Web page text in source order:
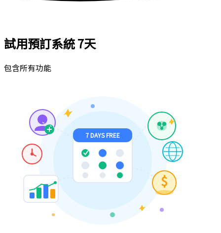
試用預訂系統7天
包含所有功能
7 DAYS FREE
$